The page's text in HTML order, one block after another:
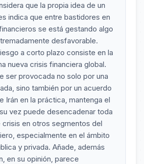
que la propia idea de un
indica que entre bastidores en
se está gestando algo
desfavorable.
a corto plazo consiste en la
nueva crisis financiera global.
ser provocada no solo por una
sino también por un acuerdo
Irán en la práctica, mantenga el
vez puede desencadenar toda
crisis en otros segmentos del
especialmente en el ámbito
y privada. Añade, además
en su opinión, parece